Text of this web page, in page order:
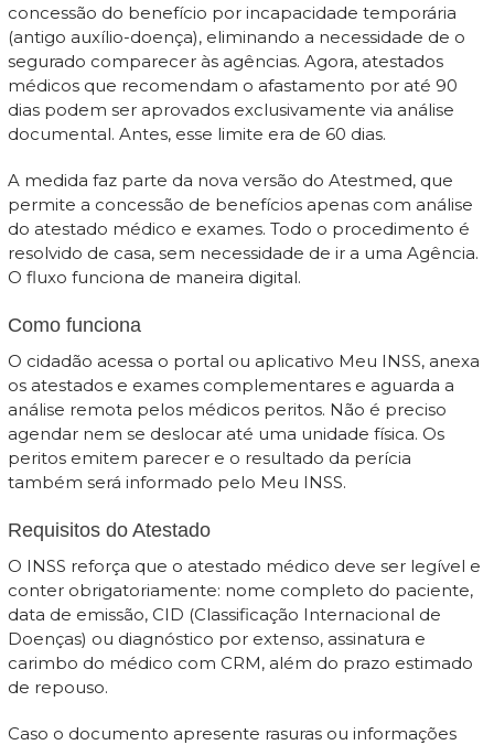
concessão do benefício por incapacidade temporária
(antigo auxílio-doença), eliminando a necessidade de o
segurado comparecer às agências. Agora, atestados
médicos que recomendam o afastamento por até 90
dias podem ser aprovados exclusivamente via análise
documental. Antes, esse limite era de 60 dias.
A medida faz parte da nova versão do Atestmed, que
permite a concessão de benefícios apenas com análise
do atestado médico e exames. Todo o procedimento é
resolvido de casa, sem necessidade de ir a uma Agência.
O fluxo funciona de maneira digital.
Como funciona
O cidadão acessa o portal ou aplicativo Meu INSS, anexa
os atestados e exames complementares e aguarda a
análise remota pelos médicos peritos. Não é preciso
agendar nem se deslocar até uma unidade física. Os
peritos emitem parecer e o resultado da perícia
também será informado pelo Meu INSS.
Requisitos do Atestado
O INSS reforça que o atestado médico deve ser legível e
conter obrigatoriamente: nome completo do paciente,
data de emissão, CID (Classificação Internacional de
Doenças) ou diagnóstico por extenso, assinatura e
carimbo do médico com CRM, além do prazo estimado
de repouso.
Caso o documento apresente rasuras ou informações